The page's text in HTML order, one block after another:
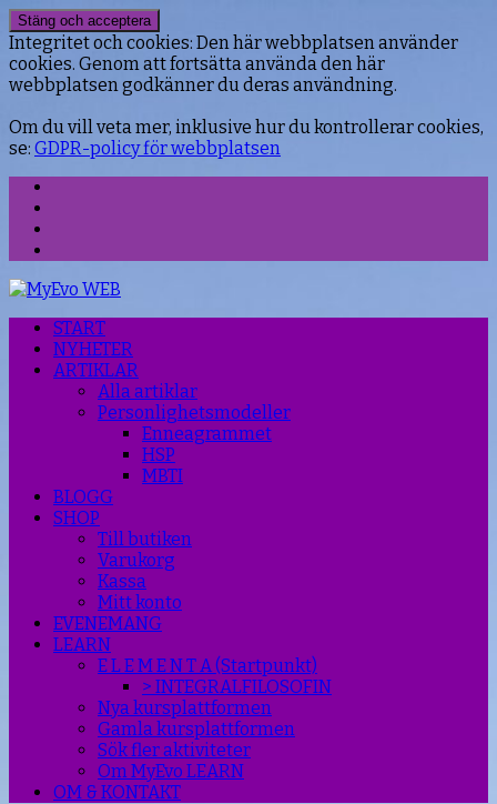
Integritet och cookies: Den här webbplatsen använder
cookies. Genom att fortsätta använda den här
webbplatsen godkänner du deras användning.
Om du vill veta mer, inklusive hur du kontrollerar cookies,
se: GDPR-policy för webbplatsen
START
NYHETER
ARTIKLAR
Alla artiklar
Personlighetsmodeller
Enneagrammet
HSP
MBTI
BLOGG
SHOP
Till butiken
Varukorg
Kassa
Mitt konto
EVENEMANG
LEARN
E L E M E N T A (Startpunkt)
> INTEGRALFILOSOFIN
Nya kursplattformen
Gamla kursplattformen
Sök fler aktiviteter
Om MyEvo LEARN
OM & KONTAKT